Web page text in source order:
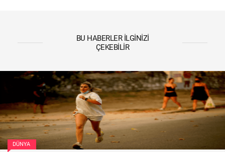
BU HABERLER İLGINIZI
ÇEKEBILIR
DÜNYA